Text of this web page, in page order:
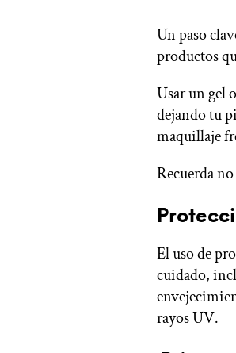
Un paso
productos
Usar un gel
dejando tu
maquillaje
Recuerda
El uso de
cuidado,
rayos UV.